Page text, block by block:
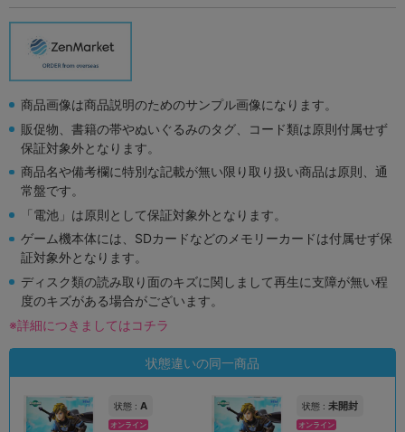
商品画像は商品説明のためのサンプル画像になります。
販促物、書籍の帯やぬいぐるみのタグ、コード類は原則付属せず
保証対象外となります。
商品名や備考欄に特別な記載が無い限り取り扱い商品は原則、通
常盤です。
「電池」は原則として保証対象外となります。
ゲーム機本体には、SDカードなどのメモリーカードは付属せず保
証対象外となります。
ディスク類の読み取り面のキズに関しまして再生に支障が無い程
度のキズがある場合がございます。
※詳細につきましてはコチラ
状態違いの同一商品
状態 : A
オンライン
状態 : 未開封
オンライン